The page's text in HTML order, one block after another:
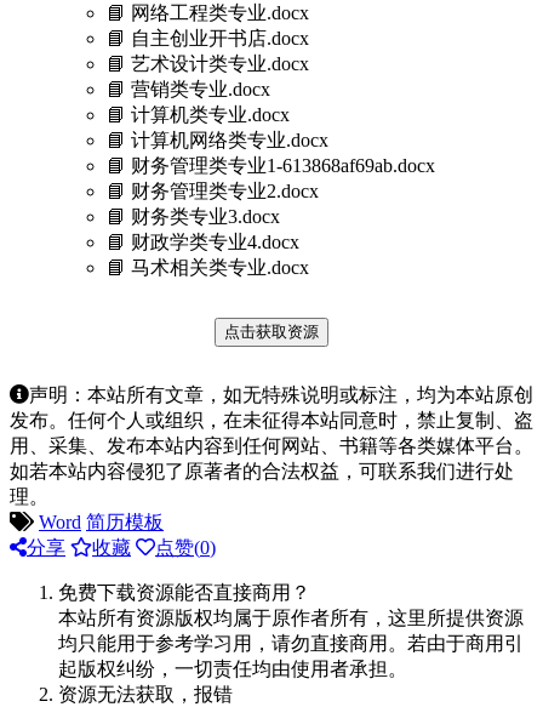
📘 网络工程类专业.docx
📘 自主创业开书店.docx
📘 艺术设计类专业.docx
📘 营销类专业.docx
📘 计算机类专业.docx
📘 计算机网络类专业.docx
📘 财务管理类专业1-613868af69ab.docx
📘 财务管理类专业2.docx
📘 财务类专业3.docx
📘 财政学类专业4.docx
📘 马术相关类专业.docx
点击获取资源
声明：本站所有文章，如无特殊说明或标注，均为本站原创
发布。任何个人或组织，在未征得本站同意时，禁止复制、盗
用、采集、发布本站内容到任何网站、书籍等各类媒体平台。
如若本站内容侵犯了原著者的合法权益，可联系我们进行处
理。
Word 简历模板
分享
收藏 点赞(0)
免费下载资源能否直接商用？
本站所有资源版权均属于原作者所有，这里所提供资源
均只能用于参考学习用，请勿直接商用。若由于商用引
起版权纠纷，一切责任均由使用者承担。
资源无法获取，报错